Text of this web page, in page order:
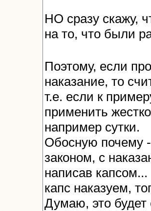
НО сразу скажу,
на то, что были
Поэтому, если
наказание, то
т.е. если к
применить
например сутки.
Обосную почему
законом, с
написав
капс наказуем,
Думаю, это будет